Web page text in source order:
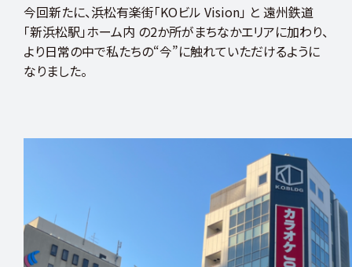
ー
建
築
業
休
制
今回新たに、浜松有楽街「KOビル Vision」 と 遠州鉄道
「新浜松駅」ホーム内 の2か所がまちなかエリアに加わり、
より日常の中で私たちの“今”に触れていただけるように
なりました。